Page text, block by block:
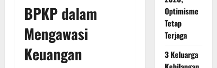
BPKP dalam
Mengawasi
Keuangan
Optimisme
Tetap
Terjaga
3 Keluarga